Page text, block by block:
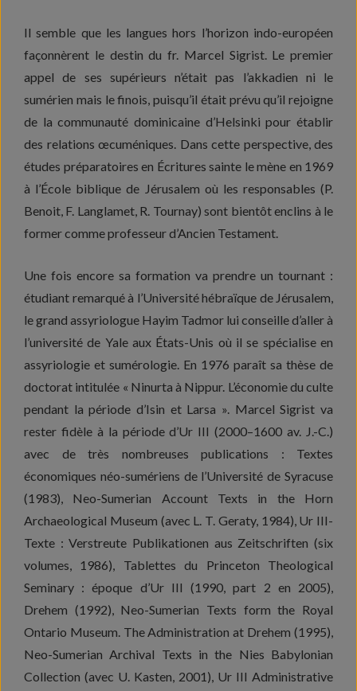
Il semble que les langues hors l’horizon indo-européen
façonnèrent le destin du fr. Marcel Sigrist. Le premier
appel de ses supérieurs n’était pas l’akkadien ni le
sumérien mais le finois, puisqu’il était prévu qu’il rejoigne
de la communauté dominicaine d’Helsinki pour établir
des relations œcuméniques. Dans cette perspective, des
études préparatoires en Écritures sainte le mène en 1969
à l’École biblique de Jérusalem où les responsables (P.
Benoit, F. Langlamet, R. Tournay) sont bientôt enclins à le
former comme professeur d’Ancien Testament.
Une fois encore sa formation va prendre un tournant :
étudiant remarqué à l’Université hébraïque de Jérusalem,
le grand assyriologue Hayim Tadmor lui conseille d’aller à
l’université de Yale aux États-Unis où il se spécialise en
assyriologie et sumérologie. En 1976 paraît sa thèse de
doctorat intitulée « Ninurta à Nippur. L’économie du culte
pendant la période d’Isin et Larsa ». Marcel Sigrist va
rester fidèle à la période d’Ur III (2000–1600 av. J.-C.)
avec de très nombreuses publications : Textes
économiques néo-sumériens de l’Université de Syracuse
(1983), Neo-Sumerian Account Texts in the Horn
Archaeological Museum (avec L. T. Geraty, 1984), Ur III-
Texte : Verstreute Publikationen aus Zeitschriften (six
volumes, 1986), Tablettes du Princeton Theological
Seminary : époque d’Ur III (1990, part 2 en 2005),
Drehem (1992), Neo-Sumerian Texts form the Royal
Ontario Museum. The Administration at Drehem (1995),
Neo-Sumerian Archival Texts in the Nies Babylonian
Collection (avec U. Kasten, 2001), Ur III Administrative